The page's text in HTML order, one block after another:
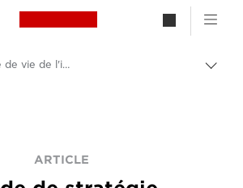
Canon Logo, back to
Gestion du cycle de vie de l'impression de livres
ARTICLE